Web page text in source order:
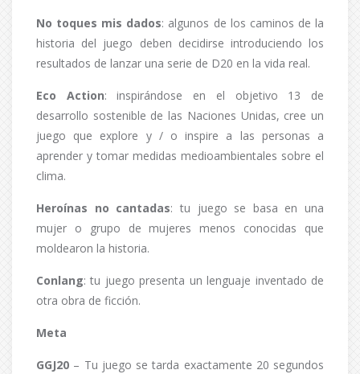
No toques mis dados: algunos de los caminos de la
historia del juego deben decidirse introduciendo los
resultados de lanzar una serie de D20 en la vida real.
Eco Action: inspirándose en el objetivo 13 de
desarrollo sostenible de las Naciones Unidas, cree un
juego que explore y / o inspire a las personas a
aprender y tomar medidas medioambientales sobre el
clima.
Heroínas no cantadas: tu juego se basa en una
mujer o grupo de mujeres menos conocidas que
moldearon la historia.
Conlang: tu juego presenta un lenguaje inventado de
otra obra de ficción.
Meta
GGJ20 – Tu juego se tarda exactamente 20 segundos